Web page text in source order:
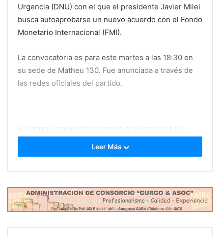
Urgencia (DNU) con el que el presidente Javier Milei
busca autoaprobarse un nuevo acuerdo con el Fondo
Monetario Internacional (FMI).
La convocatoria es para este martes a las 18:30 en
su sede de Matheu 130. Fue anunciada a través de
las redes oficiales del partido.
de marzo, donde se debatirá el decreto presidencial
constitucionales” en materia de endeudamiento.
unilateralmente hacia un acuerdo con el FMI que
Leer Más